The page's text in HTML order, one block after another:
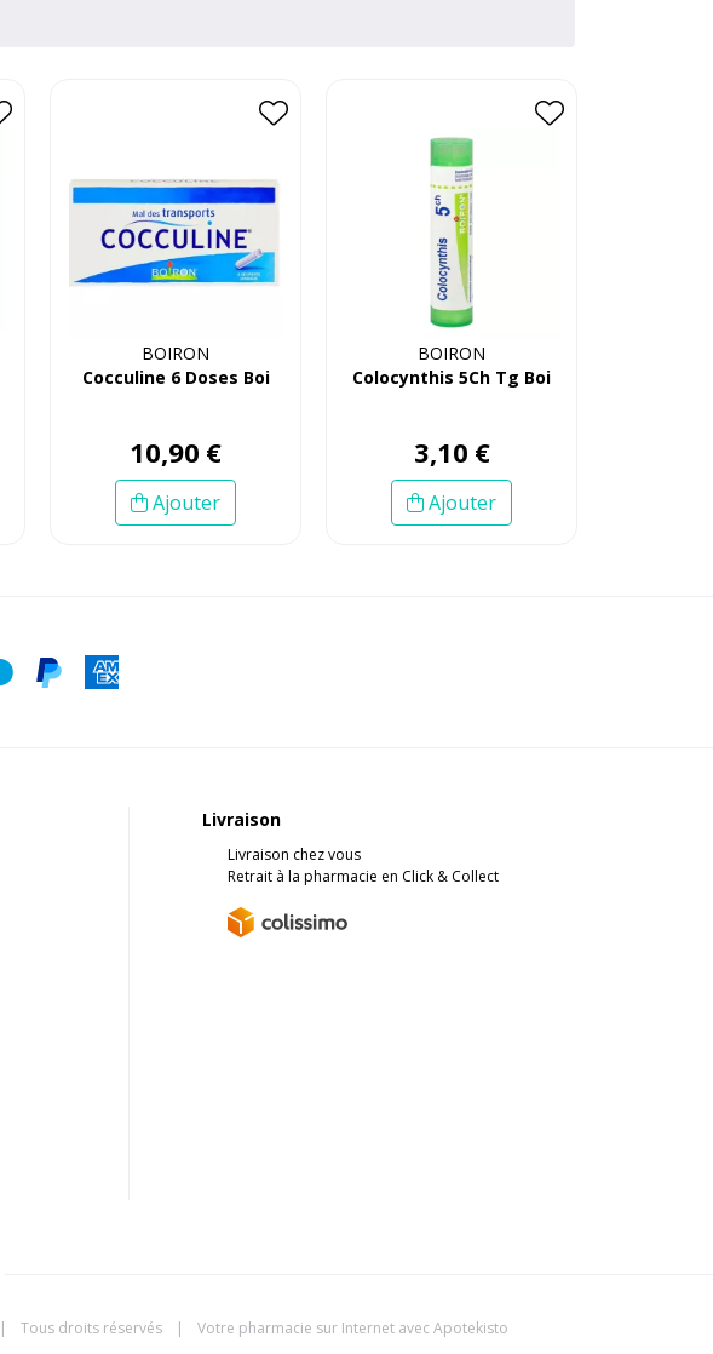
BOIRON
Cocculine 6 Doses Boi
10,90 €
Ajouter
BOIRON
Colocynthis 5Ch Tg Boi
3,10 €
Ajouter
Livraison
Livraison chez vous
Retrait à la pharmacie en Click & Collect
| Tous droits réservés | Votre pharmacie sur Internet avecApotekisto